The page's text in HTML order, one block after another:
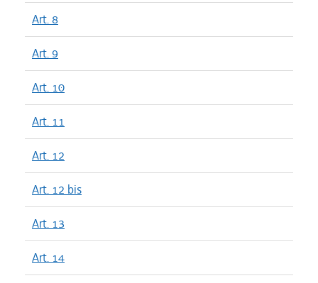
Art. 8
Art. 9
Art. 10
Art. 11
Art. 12
Art. 12 bis
Art. 13
Art. 14